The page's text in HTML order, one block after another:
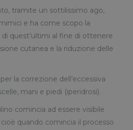
tramite un sottilissimo ago,
e ha come scopo la
quest’ultimi al fine di ottenere
cutanea e la riduzione delle
la correzione dell’eccessiva
mani e piedi (iperidrosi).
comincia ad essere visibile
quando comincia il processo